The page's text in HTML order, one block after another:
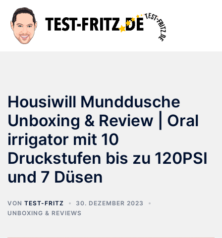
Inhalt
springen
Housiwill Munddusche
Unboxing & Review | Oral
irrigator mit 10
Druckstufen bis zu 120PSI
und 7 Düsen
VON TEST-FRITZ
30. DEZEMBER 2023
UNBOXING & REVIEWS